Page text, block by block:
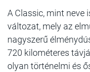
A Classic, mint neve
változat, mely az
nagyszerű
720 kilométeres
olyan történelmi és